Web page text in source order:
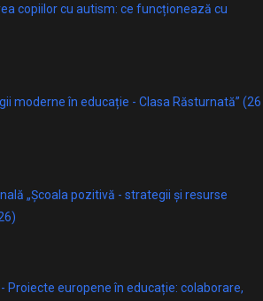
copiilor cu autism: ce funcționează cu
moderne în educație - Clasa Răsturnată” (26
„Școala pozitivă - strategii și resurse
Proiecte europene în educație: colaborare,